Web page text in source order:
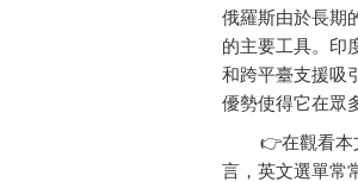
俄羅斯由於長期
的主要工具。印
和跨平臺支援吸
優勢使得它在眾
👉在觀看本文
言，英文選單常